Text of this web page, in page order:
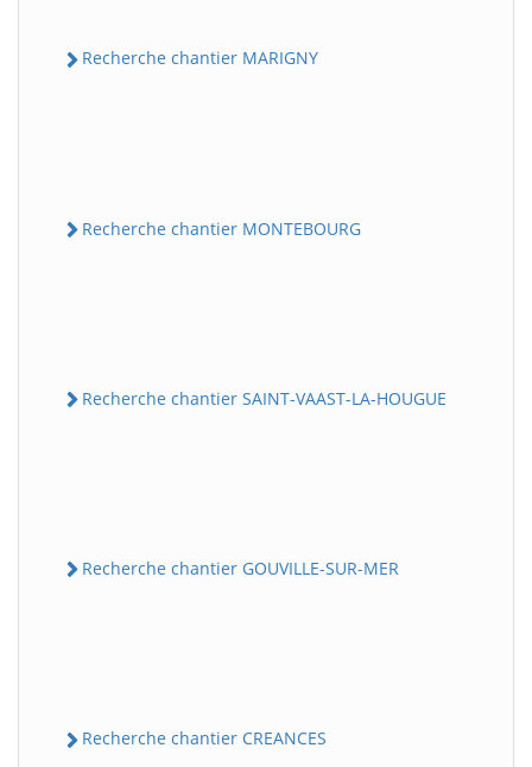
Recherche chantier MARIGNY
Recherche chantier MONTEBOURG
Recherche chantier SAINT-VAAST-LA-HOUGUE
Recherche chantier GOUVILLE-SUR-MER
Recherche chantier CREANCES